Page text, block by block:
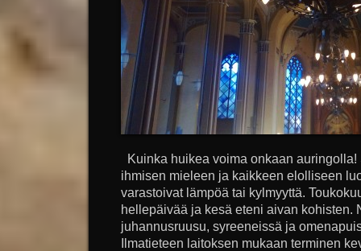
Kuinka huikea voima onkaan
ihmisen mieleen ja kaikkeen elolliseen
varastoivat lämpöä tai kylmyyttä.
hellepäivää ja kesä eteni aivan kohisten.
juhannusruusu, syreeneissä ja
Ilmatieteen laitoksen mukaan terminen